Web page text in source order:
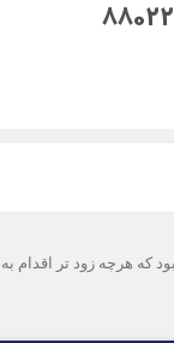
کردم نوشته بود که هرچه